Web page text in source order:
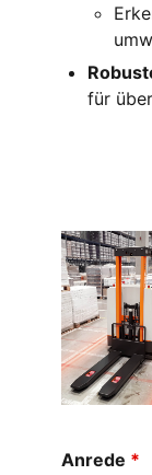
für
Anrede *